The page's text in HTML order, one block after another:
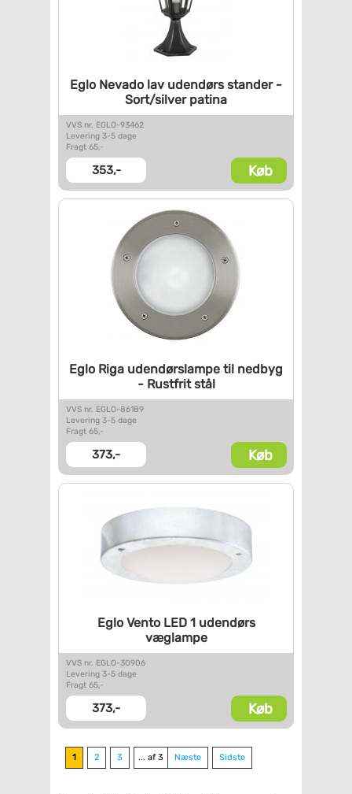
Eglo Nevado lav udendørs stander -
Sort/silver patina
VVS nr. EGLO-93462
Levering 3-5 dage
Fragt 65,-
353,- Køb
Eglo Riga udendørslampe til nedbyg
- Rustfrit stål
VVS nr. EGLO-86189
Levering 3-5 dage
Fragt 65,-
373,- Køb
Eglo Vento LED 1 udendørs
væglampe
VVS nr. EGLO-30906
Levering 3-5 dage
Fragt 65,-
373,- Køb
1 2 3 ... af 3 Næste Sidste